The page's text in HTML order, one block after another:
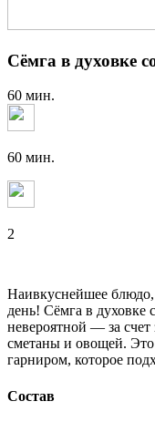
Сёмга в духовке
60 мин.
60 мин.
2
Наивкуснейшее
день! Сёмга в духовке
невероятной — за счет
сметаны и овощей.
гарниром, которое
Состав